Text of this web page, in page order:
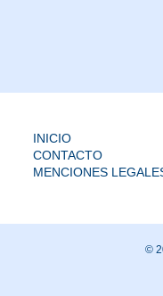
INICIO
CONTACTO
MENCIONES
©